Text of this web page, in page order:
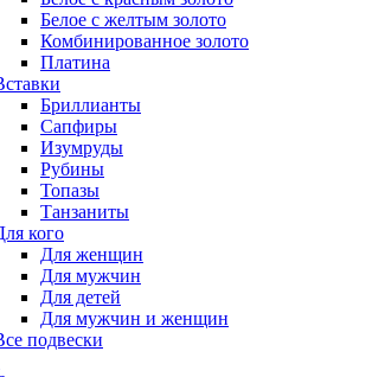
Белое с желтым золото
Комбинированное золото
Платина
Бриллианты
Сапфиры
Изумруды
Рубины
Топазы
Танзаниты
кого
Для женщин
Для мужчин
Для детей
Для мужчин и женщин
подвески